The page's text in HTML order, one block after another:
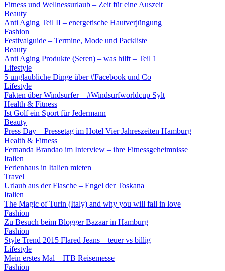
Fitness und Wellnessurlaub – Zeit für eine Auszeit
Beauty
Anti Aging Teil II – energetische Hautverjüngung
Fashion
Festivalguide – Termine, Mode und Packliste
Beauty
Anti Aging Produkte (Seren) – was hilft – Teil 1
Lifestyle
5 unglaubliche Dinge über #Facebook und Co
Lifestyle
Fakten über Windsurfer – #Windsurfworldcup Sylt
Health & Fitness
Ist Golf ein Sport für Jedermann
Beauty
Press Day – Pressetag im Hotel Vier Jahreszeiten Hamburg
Health & Fitness
Fernanda Brandao im Interview – ihre Fitnessgeheimnisse
Italien
Ferienhaus in Italien mieten
Travel
Urlaub aus der Flasche – Engel der Toskana
Italien
The Magic of Turin (Italy) and why you will fall in love
Fashion
Zu Besuch beim Blogger Bazaar in Hamburg
Fashion
Style Trend 2015 Flared Jeans – teuer vs billig
Lifestyle
Mein erstes Mal – ITB Reisemesse
Fashion